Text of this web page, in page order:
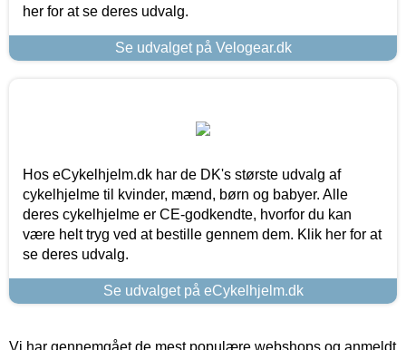
her for at se deres udvalg.
Se udvalget på Velogear.dk
Hos eCykelhjelm.dk har de DK's største udvalg af
cykelhjelme til kvinder, mænd, børn og babyer. Alle
deres cykelhjelme er CE-godkendte, hvorfor du kan
være helt tryg ved at bestille gennem dem. Klik her for at
se deres udvalg.
Se udvalget på eCykelhjelm.dk
Vi har gennemgået de mest populære webshops og anmeldt